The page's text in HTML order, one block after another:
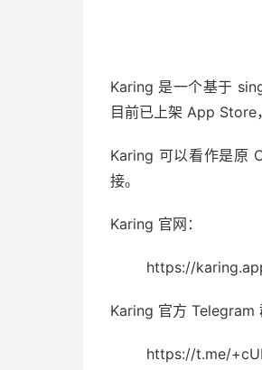
Karing 是一个基于
目前已上架 App Store
Karing 可以看作是原
接。
Karing 官网：
https://
Karing 官方 Telegram
https://t.me/